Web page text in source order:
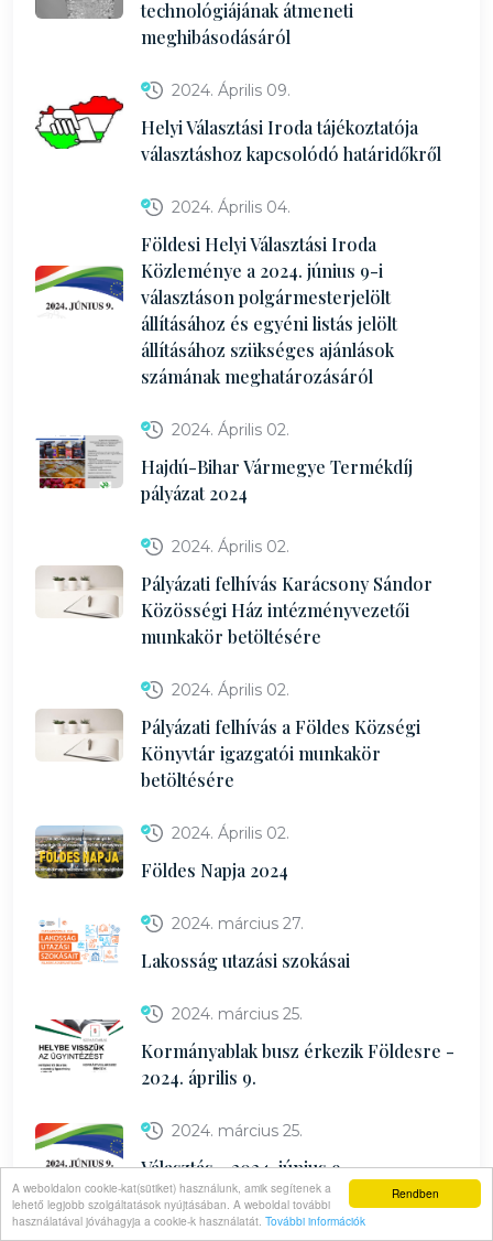
Rendben
A weboldalon cookie-kat(sütiket) használunk, amik segítenek a
lehető legjobb szolgáltatások nyújtásában. A weboldal további
használatával jóváhagyja a cookie-k használatát. További információk
technológiájának átmeneti
meghibásodásáról
2024. Április 09.
Helyi Választási Iroda tájékoztatója
választáshoz kapcsolódó határidőkről
2024. Április 04.
Földesi Helyi Választási Iroda
Közleménye a 2024. június 9-i
választáson polgármesterjelölt
állításához és egyéni listás jelölt
állításához szükséges ajánlások
számának meghatározásáról
2024. Április 02.
Hajdú-Bihar Vármegye Termékdíj
pályázat 2024
2024. Április 02.
Pályázati felhívás Karácsony Sándor
Közösségi Ház intézményvezetői
munkakör betöltésére
2024. Április 02.
Pályázati felhívás a Földes Községi
Könyvtár igazgatói munkakör
betöltésére
2024. Április 02.
Földes Napja 2024
2024. március 27.
Lakosság utazási szokásai
2024. március 25.
Kormányablak busz érkezik Földesre -
2024. április 9.
2024. március 25.
Választás - 2024. június 9.
2024. március 22.